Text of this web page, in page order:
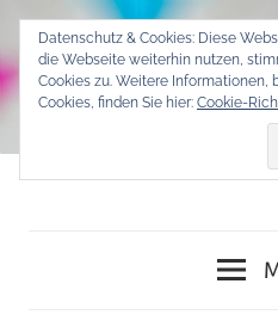
Zum
Inhalt
springen
Datenschutz & Cookies: Diese
die Webseite weiterhin nutzen,
Cookies zu. Weitere Informationen,
Cookies, finden Sie hier: Cookie-